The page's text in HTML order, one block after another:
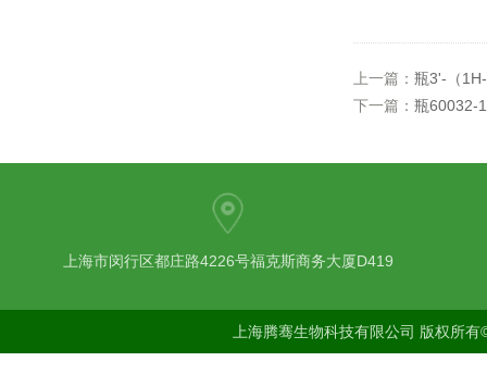
上一篇： 瓶3'-（
下一篇： 瓶60032-
上海市闵行区都庄路4226号福克斯商务大厦D419
上海腾骞生物科技有限公司 版权所